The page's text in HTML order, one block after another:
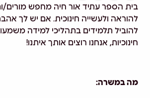
בית הספר עתיד אור חיה מחפש
להוראה ולעשייה חינוכית. אם יש לך
להוביל תלמידים בתהליכי למידה
חינוכיות, אנחנו רוצים אותך איתנו!
מה במשרה: